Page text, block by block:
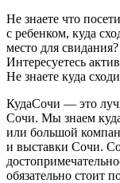
Не знаете что
с ребенком, куда
место для
Интересуетесь
Не знаете куда
КудаСочи — это
Сочи. Мы знаем
или большой
и выставки Сочи.
обязательно стоит